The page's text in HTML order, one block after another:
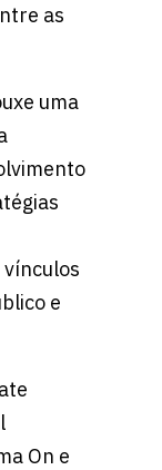
as
uma
e
On e